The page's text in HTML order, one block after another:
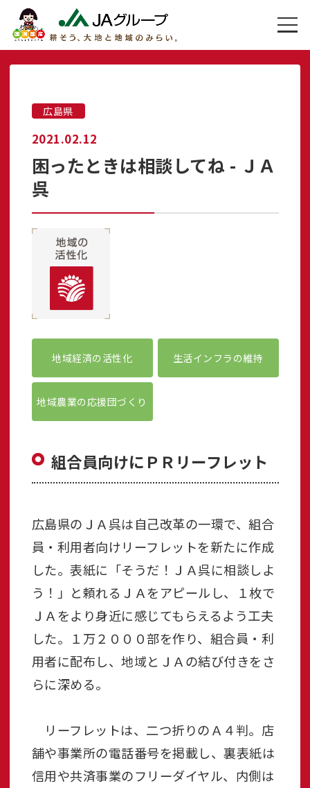
広島県
2021.02.12
困ったときは相談してね - ＪＡ
呉
地域経済の活性化 生活インフラの維持
地域農業の応援団づくり
組合員向けにＰＲリーフレット
広島県のＪＡ呉は自己改革の一環で、組合
員・利用者向けリーフレットを新たに作成
した。表紙に「そうだ！ＪＡ呉に相談しよ
う！」と頼れるＪＡをアピールし、１枚で
ＪＡをより身近に感じてもらえるよう工夫
した。１万２０００部を作り、組合員・利
用者に配布し、地域とＪＡの結び付きをさ
らに深める。
リーフレットは、二つ折りのＡ４判。店
舗や事業所の電話番号を掲載し、裏表紙は
信用や共済事業のフリーダイヤル、内側は